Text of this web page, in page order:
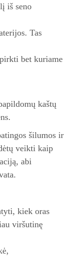
iš seno
Tas
bet kuriame
kaštų
šilumos ir
veikti kaip
abi
kiek oras
viršutinę